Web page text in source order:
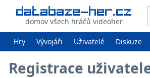
domov všech hráčů videoher
Hry Vývojáři Uživatelé Diskuze
Registrace